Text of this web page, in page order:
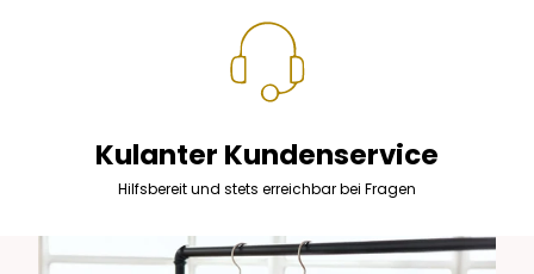
Kulanter Kundenservice
Hilfsbereit und stets erreichbar bei Fragen